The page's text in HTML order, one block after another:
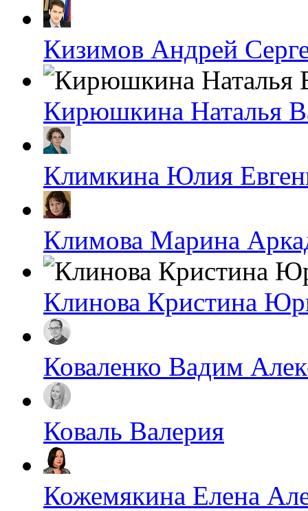
Кизимов Андрей
Кирюшкина Наталья
Климкина Юлия
Климова Марина
Клинова Кристина
Коваленко Вадим
Коваль Валерия
Кожемякина Елена